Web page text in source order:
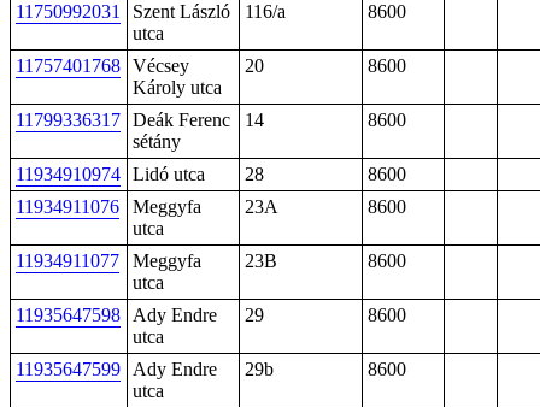
11750992031
Szent László
utca
116/a 8600
11757401768 Vécsey
Károly utca
20 8600
11799336317 Deák Ferenc
sétány
14 8600
11934910974 Lidó utca 28
8600
11934911076
Meggyfa
utca
23A 8600
11934911077
Meggyfa
utca
23B 8600
11935647598
Ady Endre
utca
29 8600
11935647599
Ady Endre
utca
29b 8600